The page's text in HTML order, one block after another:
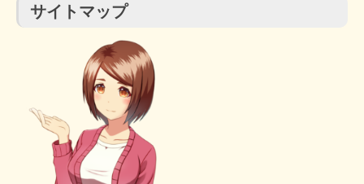
サイトマップ